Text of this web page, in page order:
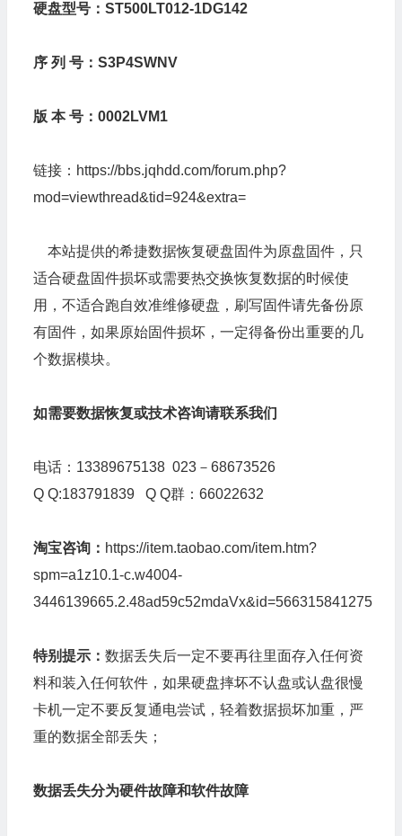
硬盘型号：ST500LT012-1DG142
序 列 号：S3P4SWNV
版 本 号：0002LVM1
链接： https://bbs.jqhdd.com/forum.php?
mod=viewthread&tid=924&extra=
本站提供的希捷数据恢复硬盘固件为原盘固件，只
适合硬盘固件损坏或需要热交换恢复数据的时候使
用，不适合跑自效准维修硬盘，刷写固件请先备份原
有固件，如果原始固件损坏，一定得备份出重要的几
个数据模块。
如需要数据恢复或技术咨询请联系我们
电话：13389675138 023－68673526
Q Q:183791839 Q Q群：66022632
淘宝咨询： https://item.taobao.com/item.htm?
spm=a1z10.1-c.w4004-
3446139665.2.48ad59c52mdaVx&id=566315841275
特别提示： 数据丢失后一定不要再往里面存入任何资
料和装入任何软件，如果硬盘摔坏不认盘或认盘很慢
卡机一定不要反复通电尝试，轻着数据损坏加重，严
重的数据全部丢失；
数据丢失分为硬件故障和软件故障